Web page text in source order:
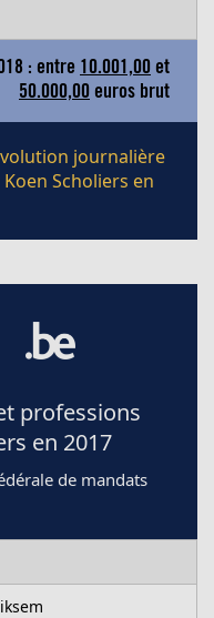
: entre 10.001,00 et
50.000,00 euros brut
journalière
Scholiers en
professions
en 2017
de mandats